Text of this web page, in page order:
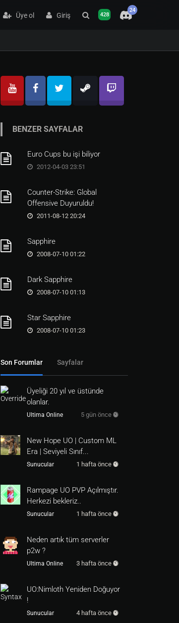
Üye ol Giriş 428
24
BENZER SAYFALAR
Euro Cups bu işi biliyor
2012-04-03 23:51
Counter-Strike: Global
Offensive Duyuruldu!
2011-08-12 20:24
Sapphire
2008-07-10 01:22
Dark Sapphire
2008-07-10 01:13
Star Sapphire
2008-07-10 01:23
Son Forumlar Sayfalar
Üyeliği 20 yıl ve üstünde
olanlar.
Ultima Online 5 gün önce
New Hope UO | Custom ML
Era | Seviyeli Sınıf...
Sunucular 1 hafta önce
Rampage UO PVP Açılmıştır.
Herkezi bekleriz..
Sunucular 1 hafta önce
Neden artık tüm serverler
p2w ?
Ultima Online 3 hafta önce
UO:Nimloth Yeniden Doğuyor
!
Sunucular 4 hafta önce